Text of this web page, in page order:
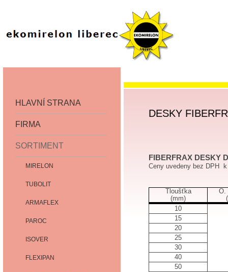
HLAVNÍ STRANA
FIRMA
SORTIMENT
MIRELON
TUBOLIT
ARMAFLEX
PAROC
ISOVER
FLEXIPAN
DESKY
FIBERFRAX
Ceny uvedeny bez DPH
Tloušťka
(mm)
O.
10
15
20
25
30
40
50